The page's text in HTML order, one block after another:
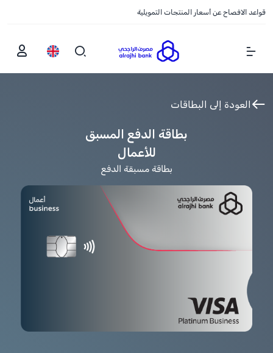
قواعد الافصاح عن أسعار المنتجات التمويلية
Show Menu
العودة إلى البطاقات
بطاقة الدفع المسبق
للأعمال
بطاقة مسبقة الدفع